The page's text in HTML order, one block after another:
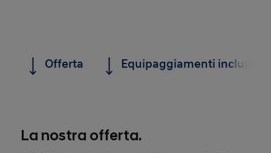
Offerta Equipaggiamenti inclusi
La nostra offerta.